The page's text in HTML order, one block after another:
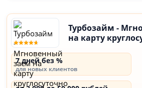
Турбозайм -
на карту
7 дней без %
для новых клиентов